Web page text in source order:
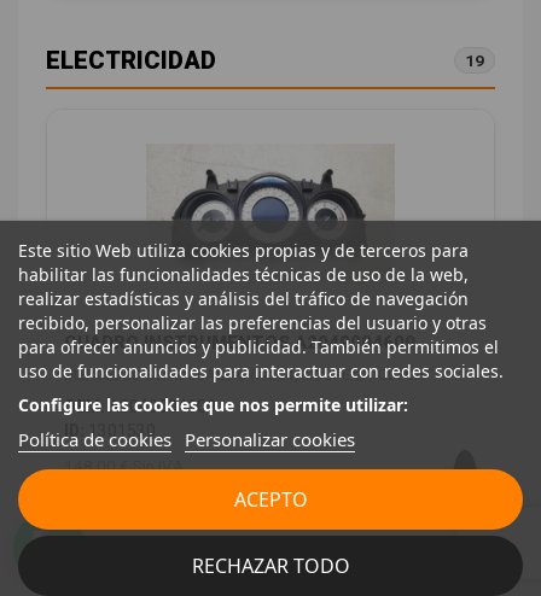
ELECTRICIDAD 19
CUADRO INSTRUMENTOS A2049004609
MERCEDES-BENZ CLASE C (W204) COUPE 2.1 CDI CAT
OEM: A2049004609
1301530
148,00 € Sin IVA
Este sitio Web utiliza cookies propias y de terceros para
habilitar las funcionalidades técnicas de uso de la web,
realizar estadísticas y análisis del tráfico de navegación
recibido, personalizar las preferencias del usuario y otras
para ofrecer anuncios y publicidad. También permitimos el
uso de funcionalidades para interactuar con redes sociales.
Configure las cookies que nos permite utilizar:
Política de cookies Personalizar cookies
RECHAZAR TODO
ACEPTO